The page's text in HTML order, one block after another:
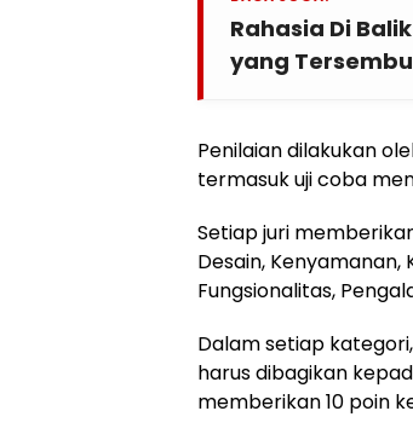
Rahasia Di
yang
Penilaian dilakukan
termasuk uji coba
Setiap juri
Desain,
Fungsionalitas,
Dalam setiap
harus dibagikan
memberikan 10 poin